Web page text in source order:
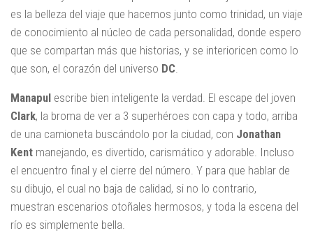
es la belleza del viaje que hacemos junto como trinidad, un viaje
de conocimiento al núcleo de cada personalidad, donde espero
que se compartan más que historias, y se interioricen como lo
que son, el corazón del universo DC
Manapul escribe bien inteligente la verdad. El escape del joven
Clark, la broma de ver a 3 superhéroes con capa y todo, arriba
de una camioneta buscándolo por la ciudad, con Jonathan
Kent manejando, es divertido, carismático y adorable. Incluso
el encuentro final y el cierre del número. Y para que hablar de
su dibujo, el cual no baja de calidad, si no lo contrario,
muestran escenarios otoñales hermosos, y toda la escena del
río es simplemente bella.